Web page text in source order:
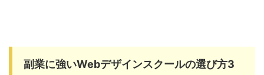
副業に強いWebデザインスクールの選び方3